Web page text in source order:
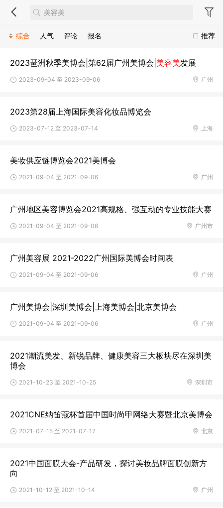
推荐
综合 人气 评论 报名
2023琶洲秋季美博会|第62届广州美博会| 美容美发展
广州
2023-09-04 至 2023-09-06
2023第28届上海国际美容化妆品博览会
上海
2023-07-12 至 2023-07-14
美妆供应链博览会2021美博会
广州
2021-09-04 至 2021-09-06
广州地区美容博览会2021高规格、强互动的专业技能大赛
广州市
2021-09-04 至 2021-09-06
广州美容展 2021-2022广州国际美博会时间表
广州
2021-09-04 至 2021-09-06
广州美博会|深圳美博会|上海美博会|北京美博会
广州
2021-09-04 至 2021-09-06
2021潮流美发、新锐品牌、健康美容三大板块尽在深圳美
博会
深圳市
2021-10-23 至 2021-10-25
2021CNE纳笛蔻杯首届中国时尚甲网络大赛暨北京美博会
北京
2021-07-15 至 2021-07-17
2021中国面膜大会-产品研发，探讨美妆品牌面膜创新方
向
广州
2021-10-12 至 2021-10-14